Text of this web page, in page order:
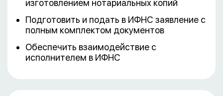
изготовлением нотариальных копий
Подготовить и подать в ИФНС заявление с
полным комплектом документов
Обеспечить взаимодействие с
исполнителем в ИФНС